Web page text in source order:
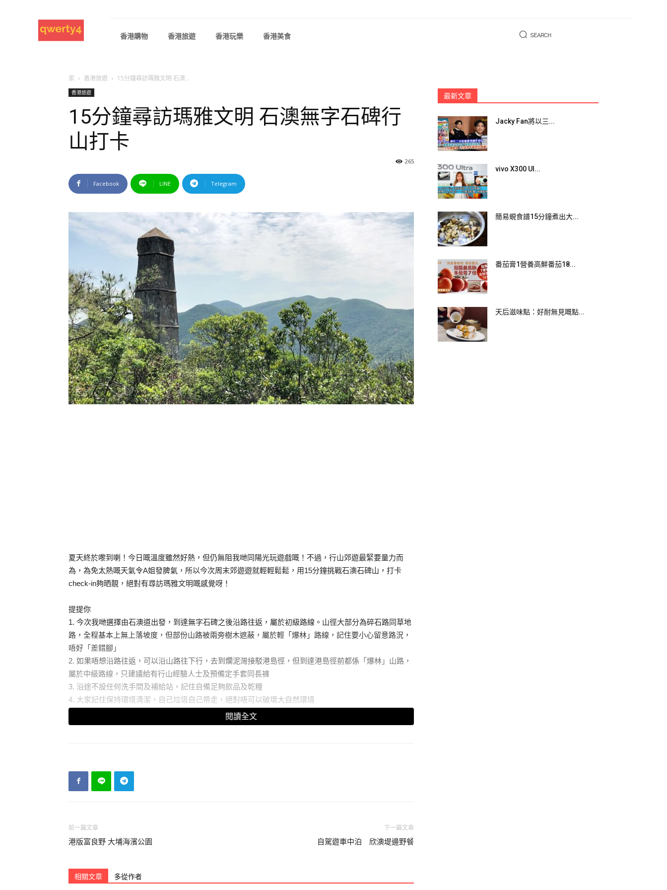
香港購物 香港旅遊 香港玩樂 香港美食 SEARCH
家 香港旅遊 15分鐘尋訪瑪雅文明 石澳...
香港旅遊
15分鐘尋訪瑪雅文明 石澳無字石碑行
山打卡
265
Facebook LINE Telegram
夏天終於嚟到喇！今日嘅溫度雖然好熱，但仍無阻我哋同陽光玩遊戲嘅！不過，行山郊遊最緊要量力而
為，為免太熱嘅天氣令A姐發脾氣，所以今次周末郊遊遊就輕輕鬆鬆，用15分鐘挑戰石澳石碑山，打卡
check-in夠晒靚，絕對有尋訪瑪雅文明嘅感覺呀！
提提你
1. 今次我哋選擇由石澳道出發，到達無字石碑之後沿路往返，屬於初級路線。山徑大部分為碎石路同草地
路，全程基本上無上落坡度，但部份山路被兩旁樹木遮蔽，屬於輕「爆林」路線，記住要小心留意路況，
唔好「差錯腳」
2. 如果唔想沿路往返，可以沿山路往下行，去到爛泥灣接駁港島徑，但到達港島徑前都係「爆林」山路，
屬於中級路線，只建議給有行山經驗人士及預備定手套同長褲
3. 沿途不設任何洗手間及補給站，記住自備足夠飲品及乾糧
4. 大家記住保持環境清潔，自己垃圾自己帶走，絕對唔可以破壞大自然環境
閱讀全文
前一篇文章
港版富良野 大埔海濱公園
下一篇文章
自駕遊車中泊 欣澳堤邊野餐
相關文章 多從作者
最新文章
Jacky Fan將以三...
vivo X300 Ul...
簡易蜆食譜15分鐘煮出大...
番茄膏1營養高鮮番茄18...
天后滋味點：好耐無見嘅點...